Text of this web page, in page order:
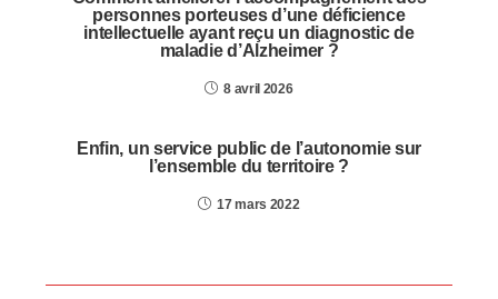
personnes porteuses d’une déficience
intellectuelle ayant reçu un diagnostic de
maladie d’Alzheimer ?
8 avril 2026
Enfin, un service public de l’autonomie sur
l’ensemble du territoire ?
17 mars 2022